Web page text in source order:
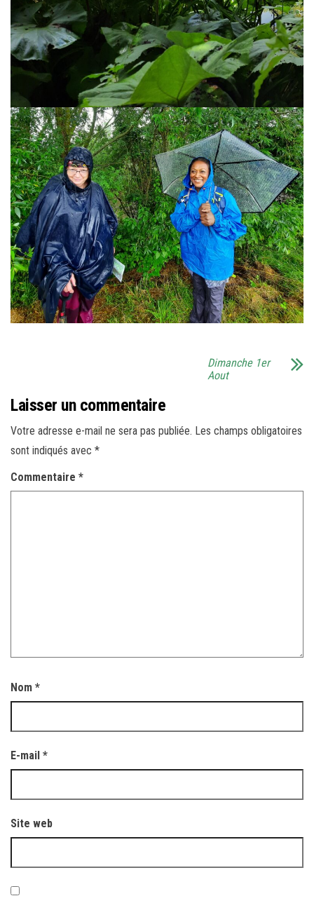
Dimanche 1er
Aout
Laisser un commentaire
Votre adresse e-mail ne sera pas publiée. Les champs obligatoires
sont indiqués avec *
Commentaire *
Nom *
E-mail *
Site web